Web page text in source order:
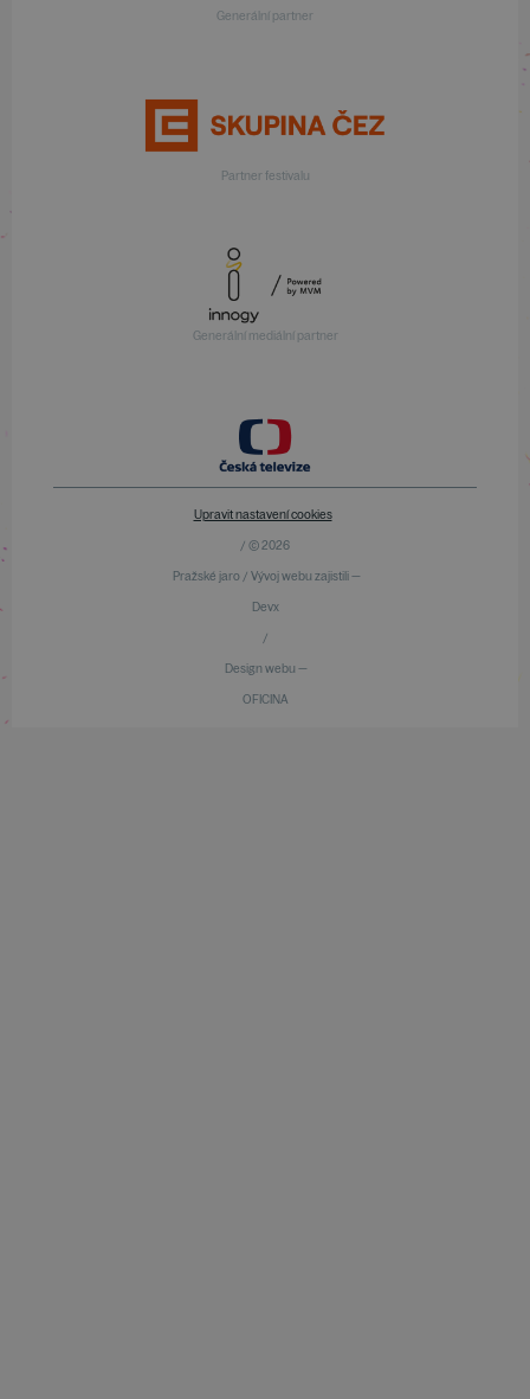
Generální partner
Partner festivalu
Generální mediální partner
Upravit nastavení cookies
/ © 2026
Pražské jaro / Vývoj webu zajistili —
Devx
/
Design webu —
OFICINA